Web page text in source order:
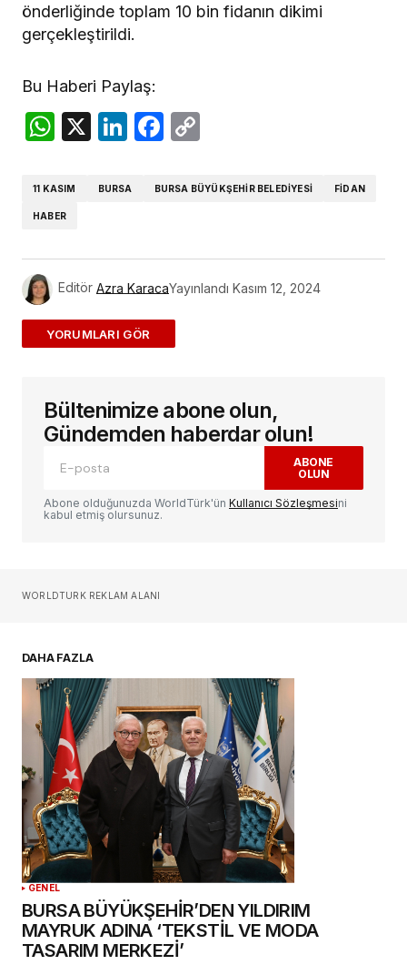
önderliğinde toplam 10 bin fidanın dikimi
gerçekleştirildi.
Bu Haberi Paylaş:
WhatsApp
X LinkedIn
Facebook
11 KASIM BURSA BURSA BÜYÜKŞEHIR BELEDIYESI FIDAN
HABER
Editör Azra KaracaYayınlandı Kasım 12, 2024
ADD A COMMENT
E-posta adresiniz yayınlanmayacak.
alanlar*ile işaretlenmişlerdir
Yorum
Sizin adınız*
Daha sonraki yorumlarımda kullanılması için
adım, e-posta adresim ve site adresim bu
tarayıcıya kaydedilsin.
YORUM GÖNDER
Bültenimize abone olun,
Gündemden haberdar olun!
ABONE
OLUN
Abone olduğunuzda WorldTürk'ün Kullanıcı Sözleşmesini
kabul etmiş olursunuz.
WORLDTURK REKLAM ALANI
DAHA FAZLA
GENEL
BURSA BÜYÜKŞEHİR’DEN YILDIRIM
MAYRUK ADINA ‘TEKSTİL VE MODA
TASARIM MERKEZİ’